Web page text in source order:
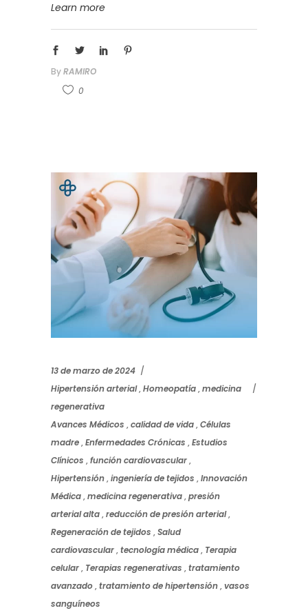
Learn more
ByRAMIRO
0
13 de marzo de 2024
Hipertensión arterial,Homeopatía,medicina
regenerativa
Avances Médicos ,calidad de vida,Células
madre,Enfermedades Crónicas ,Estudios
Clínicos ,función cardiovascular,
Hipertensión,ingeniería de tejidos ,Innovación
Médica,medicina regenerativa,presión
arterial alta,reducción de presión arterial,
Regeneración de tejidos ,Salud
cardiovascular,tecnología médica, Terapia
celular, Terapias regenerativas ,tratamiento
avanzado,tratamiento de hipertensión,vasos
sanguíneos